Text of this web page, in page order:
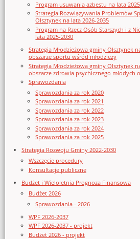
Program usuwania azbestu na lata
Strategia Rozwiązywania Problemów
Olsztynek na lata 2026-2035
Program na Rzecz Osób Starszych i z
lata 2025-2030
Strategia Młodzieżowa gminy Olsztynek
obszarze sportu wśród młodzieży
Strategia Młodzieżowa gminy Olsztynek
obszarze zdrowia psychicznego młodych
Sprawozdania
Sprawozdania za rok 2020
Sprawozdania za rok 2021
Sprawozdania za rok 2022
Sprawozdania za rok 2023
Sprawozdania za rok 2024
Sprawozdania za rok 2025
Strategia Rozwoju Gminy 2022-2030
Wszczęcie procedury
Konsultacje publiczne
Budżet i Wieloletnia Prognoza Finansowa
Budżet 2026
Sprawozdania - 2026
WPF 2026-2037
WPF 2026-2037 - projekt
Budżet 2026 - projekt